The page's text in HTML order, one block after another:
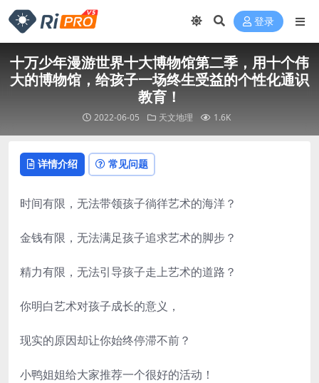
登录
十万少年漫游世界十大博物馆第二季，用十个伟
大的博物馆，给孩子一场终生受益的个性化通识
教育！
2022-06-05 天文地理 1.6K
详情介绍 常见问题
时间有限，无法带领孩子徜徉艺术的海洋？
金钱有限，无法满足孩子追求艺术的脚步？
精力有限，无法引导孩子走上艺术的道路？
你明白艺术对孩子成长的意义，
现实的原因却让你始终停滞不前？
小鸭姐姐给大家推荐一个很好的活动！